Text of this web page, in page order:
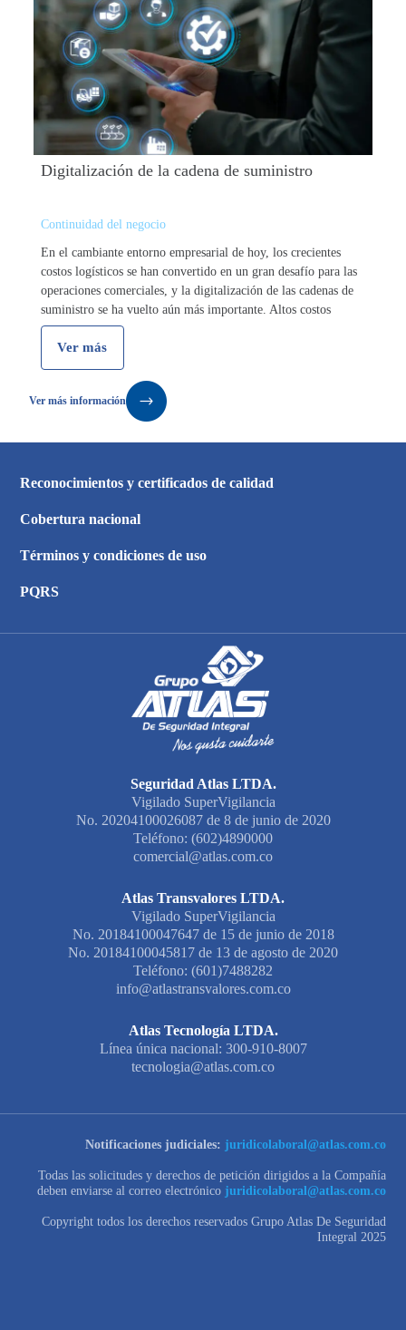
Ver más información
Digitalización de la cadena de suministro
Continuidad del negocio
En el cambiante entorno empresarial de hoy, los crecientes
costos logísticos se han convertido en un gran desafío para las
operaciones comerciales, y la digitalización de las cadenas de
suministro se ha vuelto aún más importante. Altos costos
logísticos Según …
Ver más
Reconocimientos y certificados de calidad
Cobertura nacional
Términos y condiciones de uso
PQRS
Seguridad Atlas LTDA.
Vigilado SuperVigilancia
No. 20204100026087 de 8 de junio de 2020
Teléfono: (602)4890000
comercial@atlas.com.co
Atlas Transvalores LTDA.
Vigilado SuperVigilancia
No. 20184100047647 de 15 de junio de 2018
No. 20184100045817 de 13 de agosto de 2020
Teléfono: (601)7488282
info@atlastransvalores.com.co
Atlas Tecnología LTDA.
Línea única nacional: 300-910-8007
tecnologia@atlas.com.co
Notificaciones judiciales: juridicolaboral@atlas.com.co
Todas las solicitudes y derechos de petición dirigidos a la Compañía
deben enviarse al correo electrónico juridicolaboral@atlas.com.co
Copyright todos los derechos reservados Grupo Atlas De Seguridad
Integral 2025